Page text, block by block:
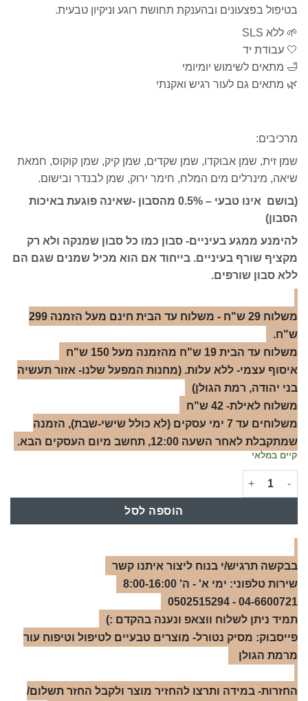
בטיפול בפצעונים ובהענקת תחושת רוגע וניקיון טבעית.
🌱 ללא SLS
🤍 עבודת יד
🛁 מתאים לשימוש יומיומי
🌿 מתאים גם לעור רגיש ואקנתי
מרכיבים:
שמן זית, שמן אבוקדו, שמן שקדים, שמן קיק, שמן קוקוס, חמאת
שיאה, מינרלים מים המלח, חימר ירוק, שמן לבנדר ובישום.
(בושם אינו טבעי – 0.5% מהסבון -שאינה פוגעת באיכות
הסבון)
להימנע ממגע בעיניים- סבון כמו כל סבון שמנקה ולא רק
מקציף שורף בעיניים. בייחוד אם הוא מכיל שמנים שגם הם
ללא סבון שורפים.
משלוח 29 ש"ח - משלוח עד הבית חינם מעל הזמנה 299
ש"ח.
משלוח עד הבית 19 ש"ח מהזמנה מעל 150 ש"ח
איסוף עצמי- ללא עלות. (מחנות המפעל שלנו- אזור תעשיה
בני יהודה, רמת הגולן)
משלוח לאילת- 42 ש"ח
משלוחים עד 7 ימי עסקים (לא כולל שישי-שבת), הזמנה
שמתקבלת לאחר השעה 12:00, תחשב מיום העסקים הבא.
קיים במלאי
כמות של סבון טבעי לבנדר
הוספה לסל
בבקשה תרגיש/י בנוח ליצור איתנו קשר
שירות טלפוני: ימי א' - ה' 8:00-16:00
04-6600721 - 0502515294
תמיד ניתן לשלוח ווצאפ ונענה בהקדם :)
פייסבוק: מסיק נטורל- מוצרים טבעיים לטיפול וטיפוח עור
מרמת הגולן
החזרות- במידה ותרצו להחזיר מוצר ולקבל החזר תשלום/